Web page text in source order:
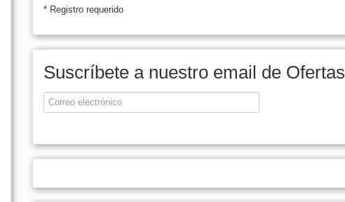
* Registro requerido
Suscríbete a nuestro email de Ofertas